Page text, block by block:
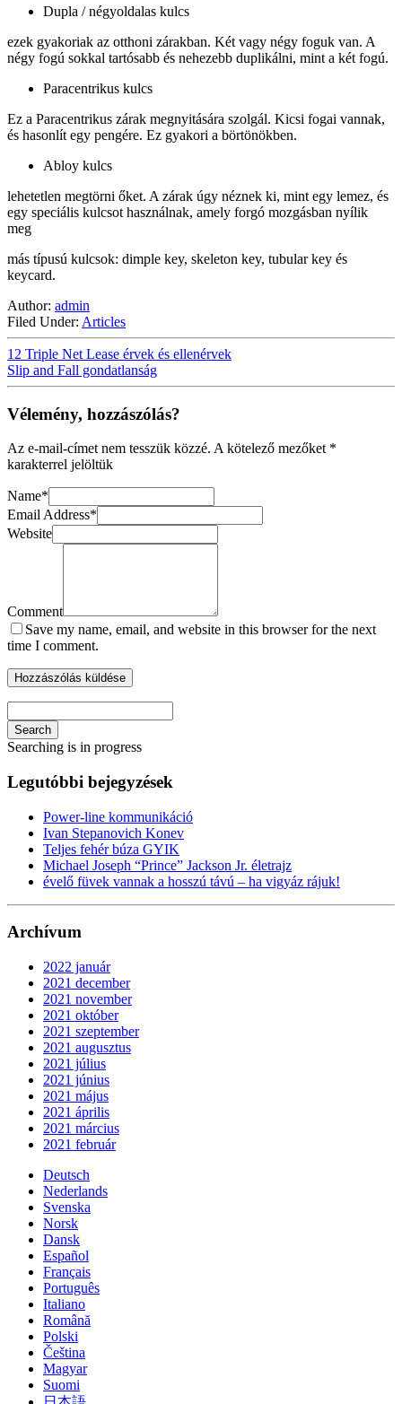
Dupla / négyoldalas kulcs
ezek gyakoriak az otthoni zárakban. Két vagy négy foguk van. A
négy fogú sokkal tartósabb és nehezebb duplikálni, mint a két fogú.
Paracentrikus kulcs
Ez a Paracentrikus zárak megnyitására szolgál. Kicsi fogai vannak,
és hasonlít egy pengére. Ez gyakori a börtönökben.
Abloy kulcs
lehetetlen megtörni őket. A zárak úgy néznek ki, mint egy lemez, és
egy speciális kulcsot használnak, amely forgó mozgásban nyílik
meg
más típusú kulcsok: dimple key, skeleton key, tubular key és
keycard.
Author: admin
Filed Under: Articles
12 Triple Net Lease érvek és ellenérvek
Slip and Fall gondatlanság
Vélemény, hozzászólás?
Az e-mail-címet nem tesszük közzé. A kötelező mezőket *
karakterrel jelöltük
Name*
Email Address*
Website
Comment
Save my name, email, and website in this browser for the next
time I comment.
Search
Searching is in progress
Legutóbbi bejegyzések
Power-line kommunikáció
Ivan Stepanovich Konev
Teljes fehér búza GYIK
Michael Joseph “Prince” Jackson Jr. életrajz
évelő füvek vannak a hosszú távú – ha vigyáz rájuk!
Archívum
2022 január
2021 december
2021 november
2021 október
2021 szeptember
2021 augusztus
2021 július
2021 június
2021 május
2021 április
2021 március
2021 február
Deutsch
Nederlands
Svenska
Norsk
Dansk
Español
Français
Português
Italiano
Română
Polski
Čeština
Magyar
Suomi